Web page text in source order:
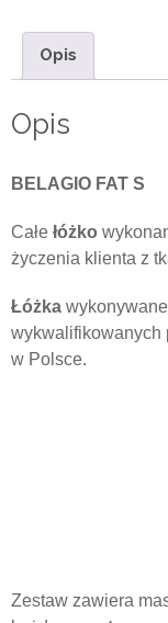
Opis
Opis
BELAGIO FAT S
Całe łóżko
życzenia klienta z
Łóżka
wykwalifikowanych
w Polsce.
Zestaw zawiera